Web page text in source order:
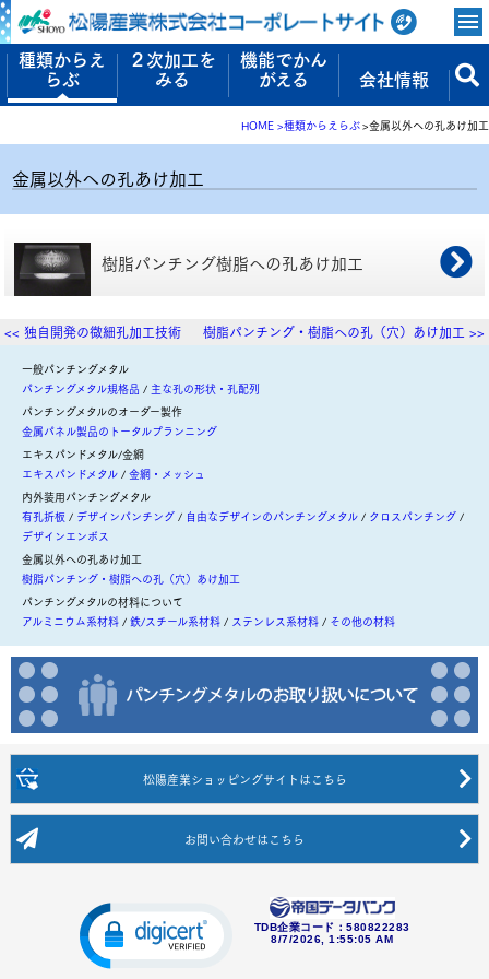
種類からえ
らぶ
２次加工を
みる
機能でかん
がえる 会社情報
HOME 種類からえらぶ 金属以外への孔あけ加工
一般パンチングメタル
パンチングメタル規格品
主な孔の形状・孔配列
パンチングメタルのオーダー製作
金属パネル製品のトータルプランニング
エキスパンドメタル/金網
エキスパンドメタル
金網・メッシュ
内外装用パンチングメタル
有孔折板
デザインパンチング 自由なデザインのパンチングメタル
クロスパンチング
デザインエンボス
金属以外への孔あけ加工
樹脂パンチング・樹脂への孔（穴）あけ加工
パンチングメタルの材料について
アルミニウム系材料
鉄/スチール系材料 ステンレス系材料 その他の材料
金属以外への孔あけ加工
樹脂パンチング樹脂への孔あけ加工
<< 独自開発の微細孔加工技術 樹脂パンチング・樹脂への孔（穴）あけ加工 >>
松陽産業ショッピングサイトはこちら
お問い合わせはこちら
TDB企業コード： 580822283
8/7/2026, 1:55:05 AM